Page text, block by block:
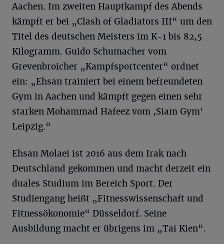
Aachen. Im zweiten Hauptkampf des Abends
kämpft er bei „Clash of Gladiators III“ um den
Titel des deutschen Meisters im K-1 bis 82,5
Kilogramm. Guido Schumacher vom
Grevenbroicher „Kampfsportcenter“ ordnet
ein: „Ehsan trainiert bei einem befreundeten
Gym in Aachen und kämpft gegen einen sehr
starken Mohammad Hafeez vom ,Siam Gym‘
Leipzig.“
Ehsan Molaei ist 2016 aus dem Irak nach
Deutschland gekommen und macht derzeit ein
duales Studium im Bereich Sport. Der
Studiengang heißt „Fitnesswissenschaft und
Fitnessökonomie“ Düsseldorf. Seine
Ausbildung macht er übrigens im „Tai Kien“.